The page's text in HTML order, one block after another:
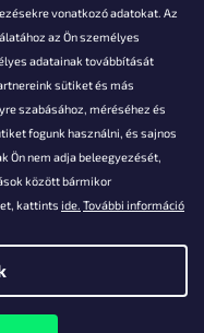
vonatkozó adatokat. Az
az Ön személyes
adatainak továbbítását
sütiket és más
szabásához, méréséhez és
fogunk használni, és sajnos
Ön nem adja beleegyezését,
között bármikor
kattints ide. További információ